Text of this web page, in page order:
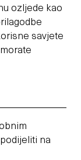
ozljede kao
savjete
na